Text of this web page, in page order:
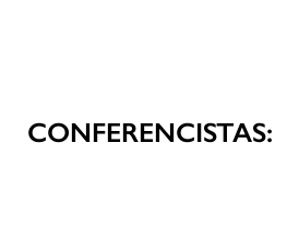
CONFERENCISTAS: